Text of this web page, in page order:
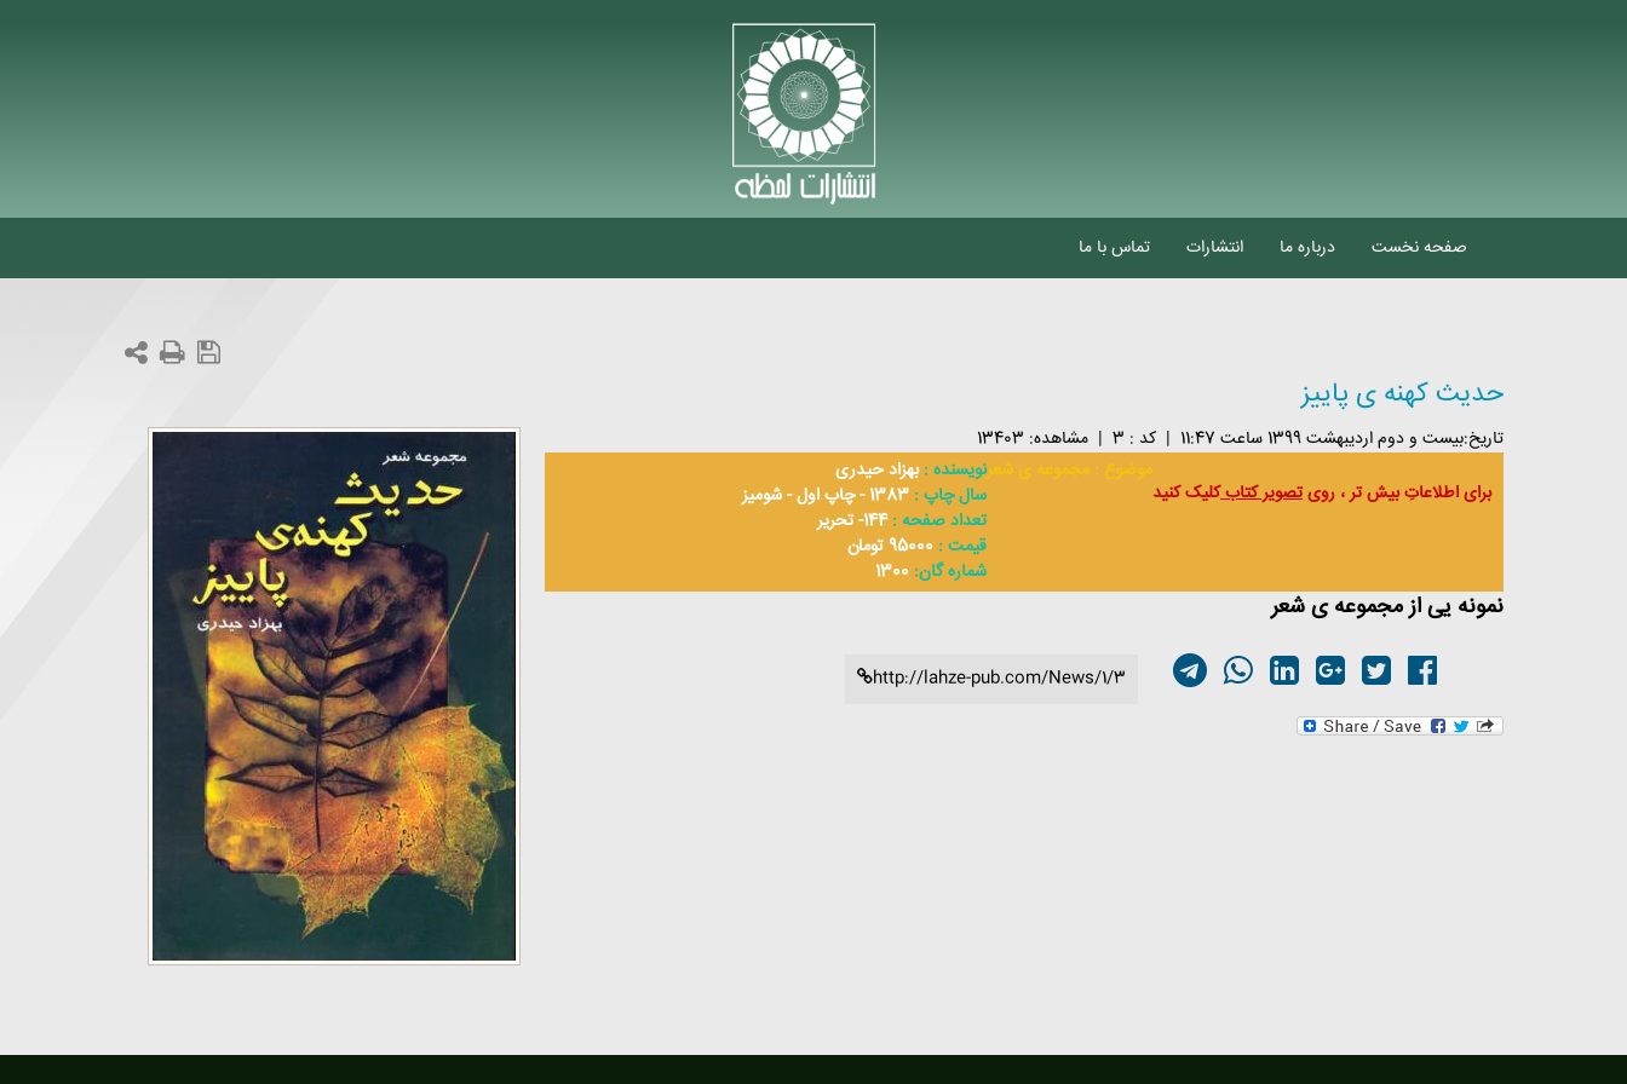
صفحه نخست درباره ما انتشارات تماس با ما
حدیث کهنه ی پاییز
تاريخ:بيست و دوم ارديبهشت 1399 ساعت 11:47 | کد : 3 | مشاهده: 13403
برای اطلاعاتِ بیش تر ، رویتصویر کتابکلیک کنید
موضوع : مجموعه ی شعرنویسنده :بهزاد حیدری
سال چاپ :
تعداد صفحه :144- تحریر
قیمت : 95000 تومان
شماره گان: 1300
نمونه یی از مجموعه ی شعر
http://lahze-pub.com/News/1/3